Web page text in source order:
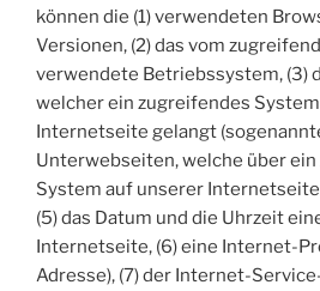
können die (1) verwendeten
Versionen, (2) das vom
verwendete Betriebssystem, (3)
welcher ein zugreifendes
Internetseite gelangt
Unterwebseiten, welche über
System auf unserer
(5) das Datum und die Uhrzeit
Internetseite, (6) eine Internet-
Adresse), (7) der Internet-